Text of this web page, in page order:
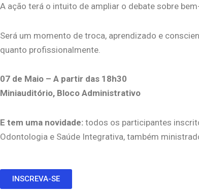
A ação terá o intuito de ampliar o debate sobre
Será um momento de troca, aprendizado e
quanto profissionalmente.
07 de Maio – A partir das 18h30
Miniauditório, Bloco Administrativo
E tem uma novidade: todos os participantes
Odontologia e Saúde Integrativa, também
INSCREVA-SE